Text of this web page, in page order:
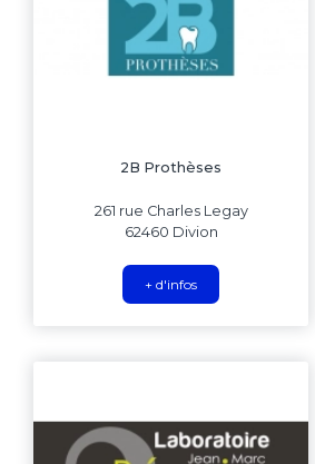
2B Prothèses
261 rue Charles Legay
62460 Divion
+ d'infos